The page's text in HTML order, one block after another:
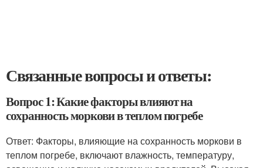
Связанные вопросы и ответы:
Вопрос 1: Какие факторы влияют на
сохранность моркови в теплом погребе
Ответ: Факторы, влияющие на сохранность моркови в
теплом погребе, включают влажность, температуру,